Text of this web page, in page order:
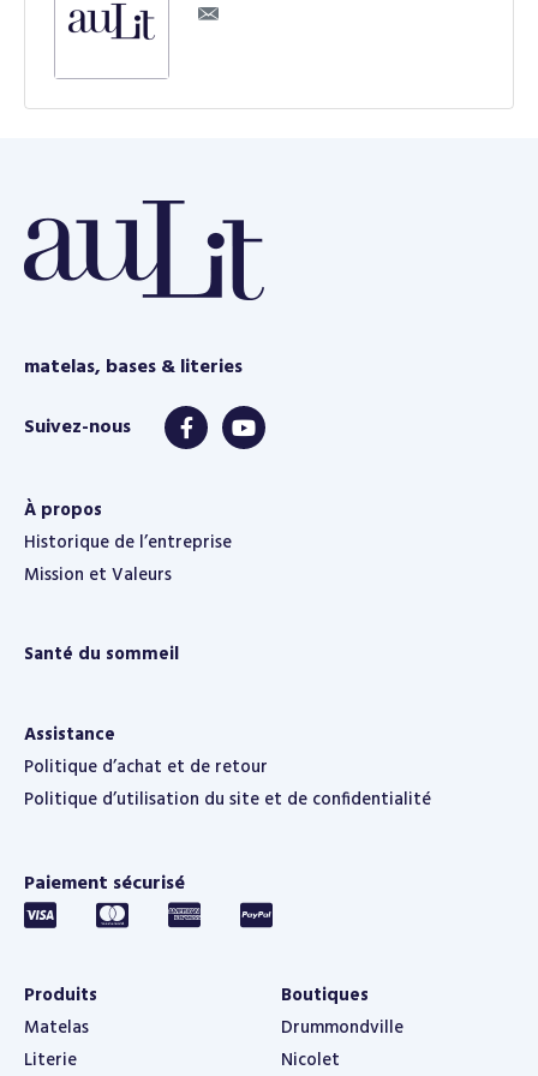
matelas, bases & literies
À propos
Historique de l’entreprise
Mission et Valeurs
Santé du sommeil
Assistance
Politique d’achat et de retour
Politique d’utilisation du site et de confidentialité
Paiement sécurisé
Produits
Matelas
Literie
Boutiques
Drummondville
Nicolet